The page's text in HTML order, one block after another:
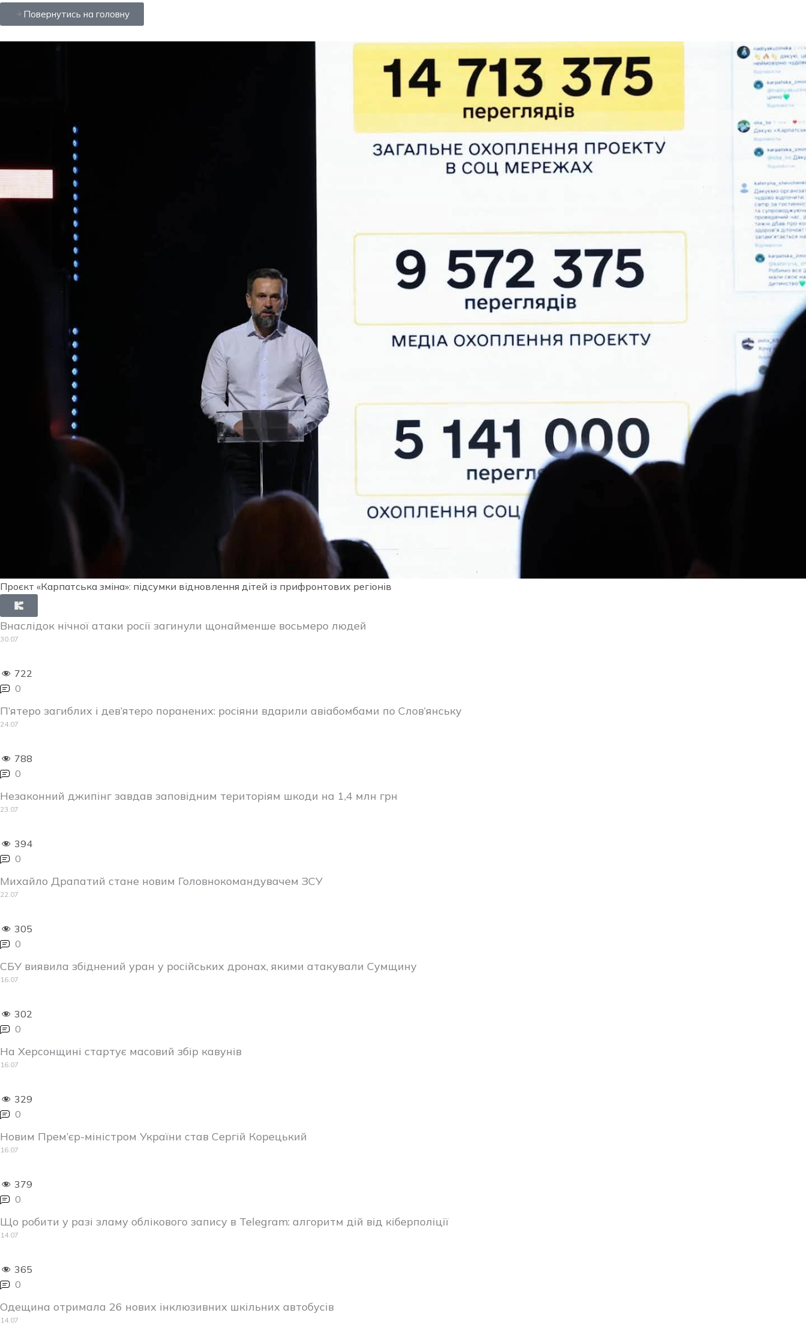
Повернутись на головну
Проєкт «Карпатська зміна»: підсумки відновлення дітей із прифронтових регіонів
Внаслідок нічної атаки росії загинули щонайменше восьмеро людей
30.07
722
0
П’ятеро загиблих і дев’ятеро поранених: росіяни вдарили авіабомбами по Слов’янську
24.07
788
0
Незаконний джипінг завдав заповідним територіям шкоди на 1,4 млн грн
23.07
394
0
Михайло Драпатий стане новим Головнокомандувачем ЗСУ
22.07
305
0
СБУ виявила збіднений уран у російських дронах, якими атакували Сумщину
16.07
302
0
На Херсонщині стартує масовий збір кавунів
16.07
329
0
Новим Прем’єр-міністром України став Сергій Корецький
16.07
379
0
Що робити у разі зламу облікового запису в Telegram: алгоритм дій від кіберполіції
14.07
365
0
Одещина отримала 26 нових інклюзивних шкільних автобусів
14.07